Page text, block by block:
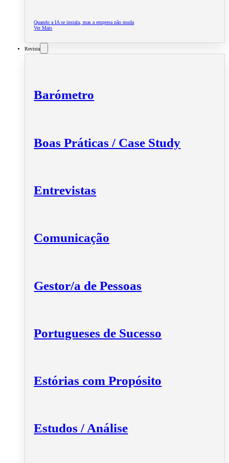
Quando a IA se instala, mas a empresa não muda
Ver Mais
Revista
Barómetro
Boas Práticas / Case Study
Entrevistas
Comunicação
Gestor/a de Pessoas
Portugueses de Sucesso
Estórias com Propósito
Estudos / Análise